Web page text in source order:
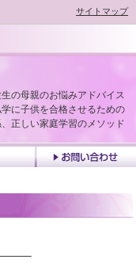
の母親のお悩みアドバイス
に子供を合格させるための
正しい家庭学習のメソッド
blog
サイトマップ